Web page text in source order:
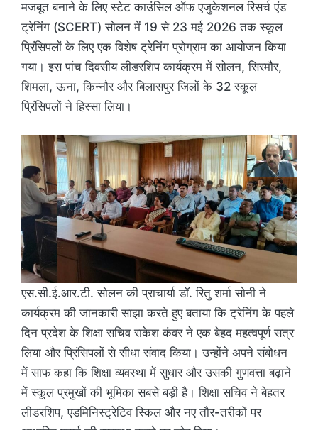
मजबूत बनाने के लिए स्टेट काउंसिल ऑफ एजुकेशनल रिसर्च एंड
ट्रेनिंग (SCERT) सोलन में 19 से 23 मई 2026 तक स्कूल
प्रिंसिपलों के लिए एक विशेष ट्रेनिंग प्रोग्राम का आयोजन किया
गया। इस पांच दिवसीय लीडरशिप कार्यक्रम में सोलन, सिरमौर,
शिमला, ऊना, किन्नौर और बिलासपुर जिलों के 32 स्कूल
प्रिंसिपलों ने हिस्सा लिया।
एस.सी.ई.आर.टी. सोलन की प्राचार्या डॉ. रितु शर्मा सोनी ने
कार्यक्रम की जानकारी साझा करते हुए बताया कि ट्रेनिंग के पहले
दिन प्रदेश के शिक्षा सचिव राकेश कंवर ने एक बेहद महत्वपूर्ण सत्र
लिया और प्रिंसिपलों से सीधा संवाद किया। उन्होंने अपने संबोधन
में साफ कहा कि शिक्षा व्यवस्था में सुधार और उसकी गुणवत्ता बढ़ाने
में स्कूल प्रमुखों की भूमिका सबसे बड़ी है। शिक्षा सचिव ने बेहतर
लीडरशिप, एडमिनिस्ट्रेटिव स्किल और नए तौर-तरीकों पर